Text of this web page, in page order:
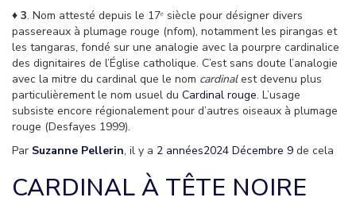
♦ 3. Nom attesté depuis le 17ᵉ siècle pour désigner divers
passereaux à plumage rouge (nfom), notamment les pirangas et
les tangaras, fondé sur une analogie avec la pourpre cardinalice
des dignitaires de l’Église catholique. C’est sans doute l’analogie
avec la mitre du cardinal que le nom cardinalest devenu plus
particulièrement le nom usuel du Cardinal rouge. L’usage
subsiste encore régionalement pour d’autres oiseaux à plumage
rouge (Desfayes 1999).
Par Suzanne Pellerin, il y a 2 années2024 Décembre 9 de cela
CARDINAL À TÊTE NOIRE